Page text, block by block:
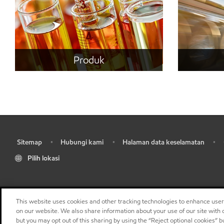
Produk
Sitemap • Hubungi kami • Halaman data keselamatan •
Pilih lokasi
This website uses cookies and other tracking technologies to enhance
on our website. We also share information about your use of our site
but you may opt out of this sharing by using the “Reject optional